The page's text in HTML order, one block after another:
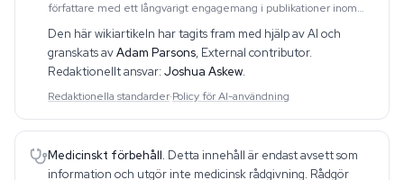
författare med ett långvarigt engagemang i publikationer inom
området. Hans arbete omfattar CBD, psykedelika, etnobotanik och
relaterade ämnen. Han producerar dju
Den här wikiartikeln har tagits fram med hjälp av AI och
granskats avAdam Parsons, External contributor.
Redaktionellt ansvar: Joshua Askew.
Redaktionella standarder·Policy för AI-användning
Medicinskt förbehåll. Detta innehåll är endast avsett som
information och utgör inte medicinsk rådgivning. Rådgör